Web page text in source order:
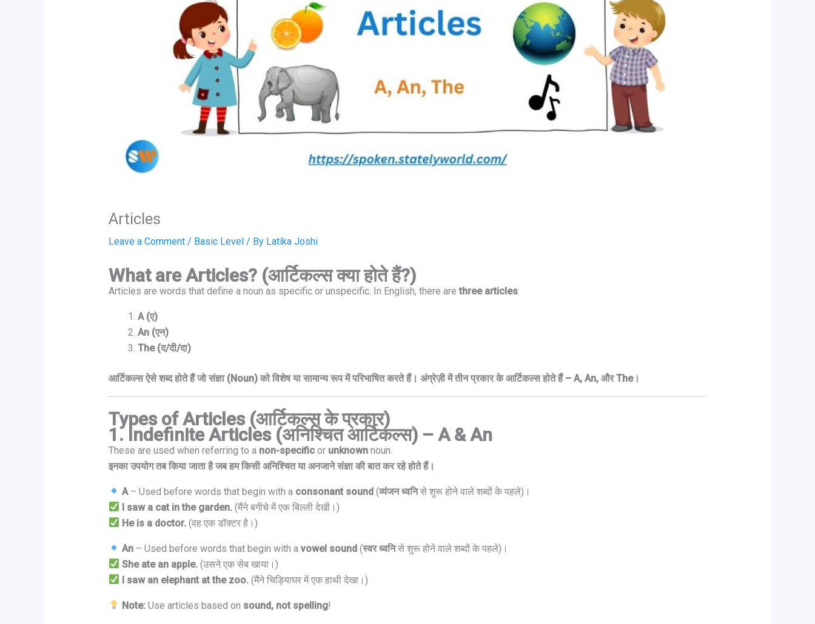
Articles
Leave a Comment / Basic Level/ By Latika Joshi
What are Articles? (आर्टिकल्स क्या होते हैं?)
Articles are words that define a noun as specific or unspecific. In English, there arethree articles:
A (ए)
An (एन)
The (द/दी/दा)
आर्टिकल्स ऐसे शब्द होते हैं जो संज्ञा (Noun) को विशेष या सामान्य रूप में परिभाषित करते हैं। अंग्रेज़ी में तीन प्रकार के आर्टिकल्स होते हैं – A, An, और The।
Types of Articles (आर्टिकल्स के प्रकार)
1. Indefinite Articles (अनिश्चित आर्टिकल्स) – A & An
These are used when referring to a non-specificor unknownnoun.
इनका उपयोग तब किया जाता है जब हम किसी अनिश्चित या अनजाने संज्ञा की बात कर रहे होते हैं।
A– Used before words that begin with a consonant sound(व्यंजन ध्वनिसे शुरू होने वाले शब्दों के पहले)।
I saw a cat in the garden.(मैंने बगीचे में एक बिल्ली देखी।)
He is a doctor.(वह एक डॉक्टर है।)
An– Used before words that begin with a vowel sound(स्वर ध्वनिसे शुरू होने वाले शब्दों के पहले)।
She ate an apple.(उसने एक सेब खाया।)
I saw an elephant at the zoo.(मैंने चिड़ियाघर में एक हाथी देखा।)
Note:Use articles based on sound, not spelling!